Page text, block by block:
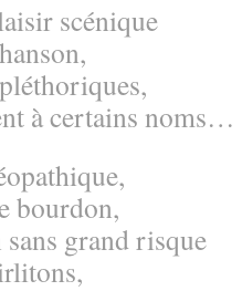
scénique
à certains noms…
bourdon,
grand risque